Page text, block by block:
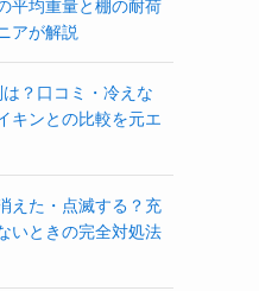
平均重量と棚の耐荷
アが解説
？口コミ・冷えな
キンとの比較を元エ
えた・点滅する？充
いときの完全対処法